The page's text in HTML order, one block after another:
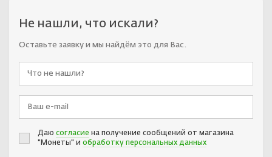
Не нашли, что искали?
Оставьте заявку и мы найдём это для Вас.
Даю согласие на получение сообщений от магазина
"Монеты" и обработку персональных данных